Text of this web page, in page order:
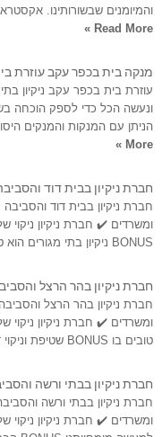
והמיומנים שבשורותינו.
Read More »
מנקה בית בכפר עקב עוזרת
עוזרת בית בכפר עקב ניקיון
ונעשה הכל כדי לספק הוכחה
הניתן עם המנקות והמנקים
More »
חברת ניקיון בבית דוד
חברת ניקיון בבית דוד והסביבה
ומשרדים ✔️ חברת ניקיון ניקוי
BONUS ניקיון בתי מגורים הוא טיפול רציני נוסף
חברת ניקיון בהר הרצל
חברת ניקיון בהר הרצל
ומשרדים ✔️ חברת ניקיון ניקוי
טובים בו BONUS שטיפת וניקוי דירות מגורים
חברת ניקיון בבתי ורשה
חברת ניקיון בבתי ורשה
ומשרדים ✔️ חברת ניקיון ניקוי